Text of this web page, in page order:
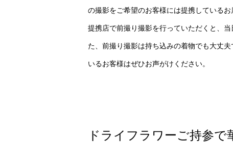
の撮影をご希望のお客様には提携しているお
提携店で前撮り撮影を行っていただくと、
た、前撮り撮影は持ち込みの着物でも大丈
いるお客様はぜひお声がけください。
ドライフラワーご持参で